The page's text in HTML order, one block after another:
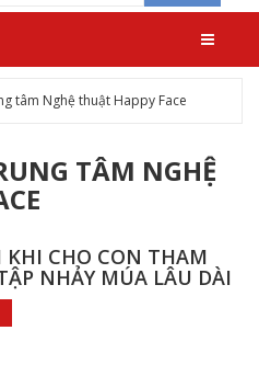
tâm Nghệ thuật Happy Face
TÂM NGHỆ
KHI CHO CON THAM
NHẢY MÚA LÂU DÀI